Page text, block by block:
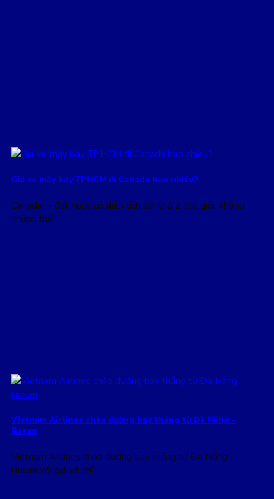
Giá vé máy bay TPHCM đi Canada bao nhiêu?
Canada – đất nước có diện tích lớn thứ 2 thế giới, không
những thế
Vietnam Airlines chào đường bay thẳng từ Đà Nẵng –
Busan
Vietnam Airlines chào đường bay thẳng từ Đà Nẵng –
Busan với giá vé chỉ